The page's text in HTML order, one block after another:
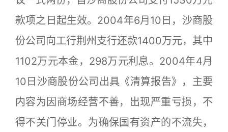
款项之日起生效。2004年6月10日，沙商股
份公司向工行荆州支行还款1400万元，其中
1102万元本金，298万元利息。2004年4月
10日沙商股份公司出具《清算报告》，主要
内容为因商场经营不善，出现严重亏损，不
得不关门停业。为确保国有资产的不流失，